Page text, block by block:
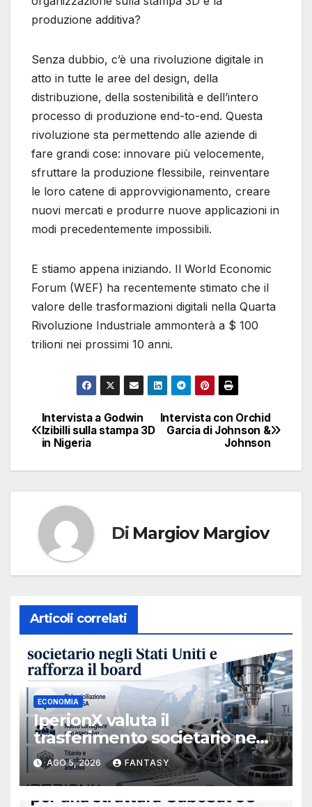
produzione additiva?
Senza dubbio, c’è una rivoluzione digitale in
atto in tutte le aree del design, della
distribuzione, della sostenibilità e dell’intero
processo di produzione end-to-end. Questa
rivoluzione sta permettendo alle aziende di
fare grandi cose: innovare più velocemente,
sfruttare la produzione flessibile, reinventare
le loro catene di approvvigionamento, creare
nuovi mercati e produrre nuove applicazioni in
modi precedentemente impossibili.
E stiamo appena iniziando. Il World Economic
Forum (WEF) ha recentemente stimato che il
valore delle trasformazioni digitali nella Quarta
Rivoluzione Industriale ammonterà a $ 100
trilioni nei prossimi 10 anni.
Navigazione
articoli
Intervista con Orchid
Garcia di Johnson &
Johnson
Intervista a Godwin
Izibilli sulla stampa 3D
in Nigeria
Di Margiov Margiov
Articoli correlati
ECONOMIA
IperionX valuta il
trasferimento societario negli
Stati Uniti e rafforza il board,
ha nominato Michael J.
Loparco amministratore
AGO 5, 2026 FANTASY